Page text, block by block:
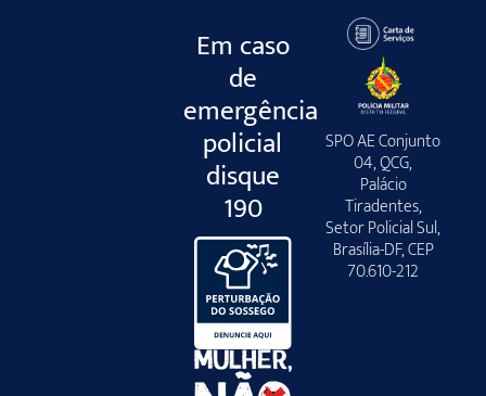
Em caso
de
emergência
policial
disque
190
SPO AE Conjunto
04, QCG,
Palácio
Tiradentes,
Setor Policial Sul,
Brasília-DF, CEP
70.610-212